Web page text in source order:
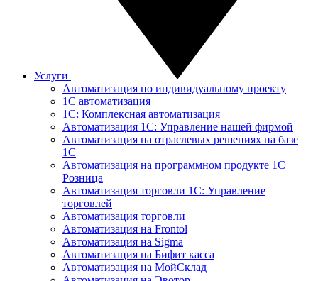
Услуги
Автоматизация по индивидуальному проекту
1С автоматизация
1С: Комплексная автоматизация
Автоматизация 1С: Управление нашей фирмой
Автоматизация на отраслевых решениях на базе
1С
Автоматизация на программном продукте 1С
Розница
Автоматизация торговли 1С: Управление
торговлей
Автоматизация торговли
Автоматизация на Frontol
Автоматизация на Sigma
Автоматизация на Бифит касса
Автоматизация на МойСклад